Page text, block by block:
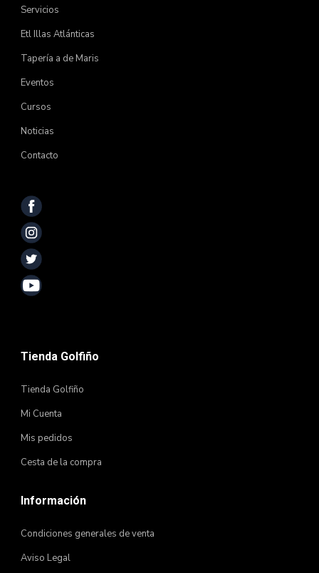
Servicios
Etl Illas Atlánticas
Tapería a de Maris
Eventos
Cursos
Noticias
Contacto
Tienda Golfiño
Tienda Golfiño
Mi Cuenta
Mis pedidos
Cesta de la compra
Información
Condiciones generales de venta
Aviso Legal